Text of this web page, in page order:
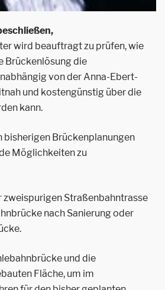
wird beauftragt zu prüfen, wie
Brückenlösung die
von der Anna-Ebert-
und kostengünstig über die
kann.
bisherigen Brückenplanungen
Möglichkeiten zu
zweispurigen Straßenbahntrasse
nach Sanierung oder
und die
Fläche, um im